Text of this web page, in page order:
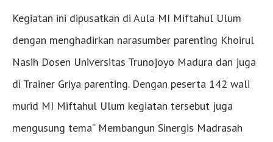
Kegiatan ini dipusatkan di Aula MI Miftahul Ulum
dengan menghadirkan narasumber parenting Khoirul
Nasih Dosen Universitas Trunojoyo Madura dan juga
di Trainer Griya parenting. Dengan peserta 142 wali
murid MI Miftahul Ulum kegiatan tersebut juga
mengusung tema” Membangun Sinergis Madrasah